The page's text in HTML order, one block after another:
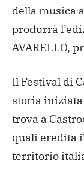
della musica
produrrà
AVARELLO,
Il Festival di
storia iniziata
trova a
quali eredita
territorio